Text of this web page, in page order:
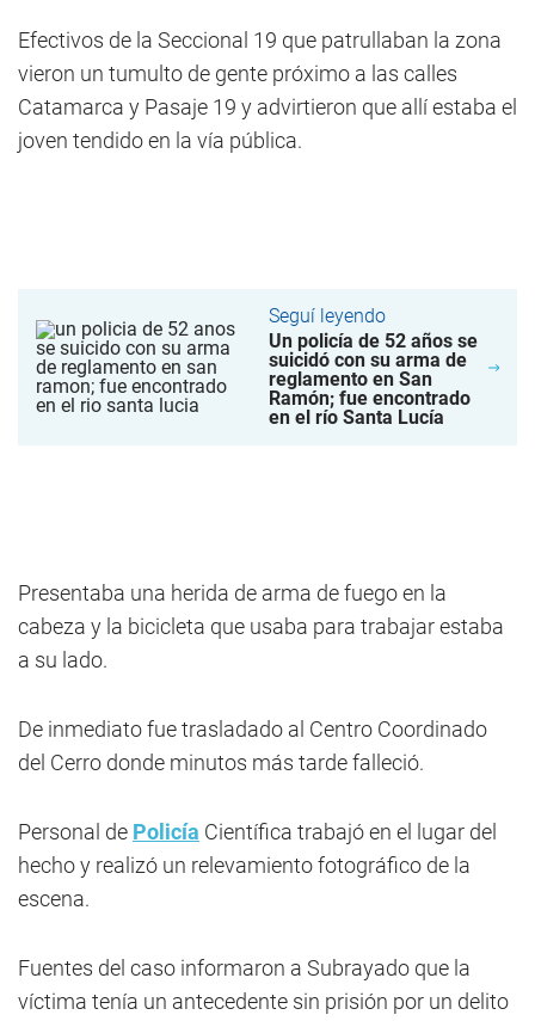
Efectivos de la Seccional 19 que patrullaban la zona
vieron un tumulto de gente próximo a las calles
Catamarca y Pasaje 19 y advirtieron que allí estaba el
joven tendido en la vía pública.
Seguí leyendo
Un policía de 52 años se
suicidó con su arma de
reglamento en San
Ramón; fue encontrado
en el río Santa Lucía
Presentaba una herida de arma de fuego en la
cabeza y la bicicleta que usaba para trabajar estaba
a su lado.
De inmediato fue trasladado al Centro Coordinado
del Cerro donde minutos más tarde falleció.
Personal de Policía Científica trabajó en el lugar del
hecho y realizó un relevamiento fotográfico de la
escena.
Fuentes del caso informaron a Subrayado que la
víctima tenía un antecedente sin prisión por un delito